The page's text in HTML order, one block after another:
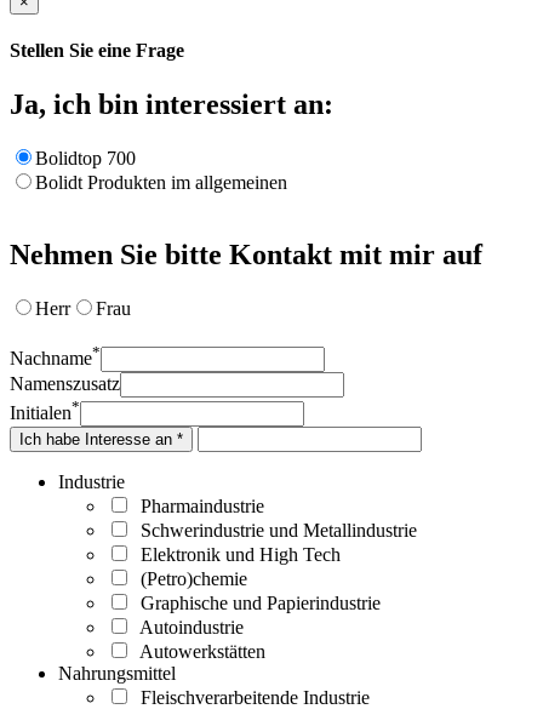
Stellen Sie eine Frage
Ja, ich bin interessiert an:
Bolidtop 700
Bolidt Produkten im allgemeinen
Nehmen Sie bitte Kontakt mit mir auf
Herr Frau
Nachname*
Namenszusatz
Initialen*
Ich habe Interesse an *
Industrie
Pharmaindustrie
Schwerindustrie und Metallindustrie
Elektronik und High Tech
(Petro)chemie
Graphische und Papierindustrie
Autoindustrie
Autowerkstätten
Nahrungsmittel
Fleischverarbeitende Industrie